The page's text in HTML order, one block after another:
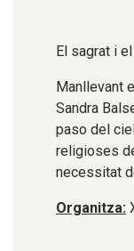
El sagrat i
Manllevant
Sandra
paso del
religioses
necessitat
Organitza: